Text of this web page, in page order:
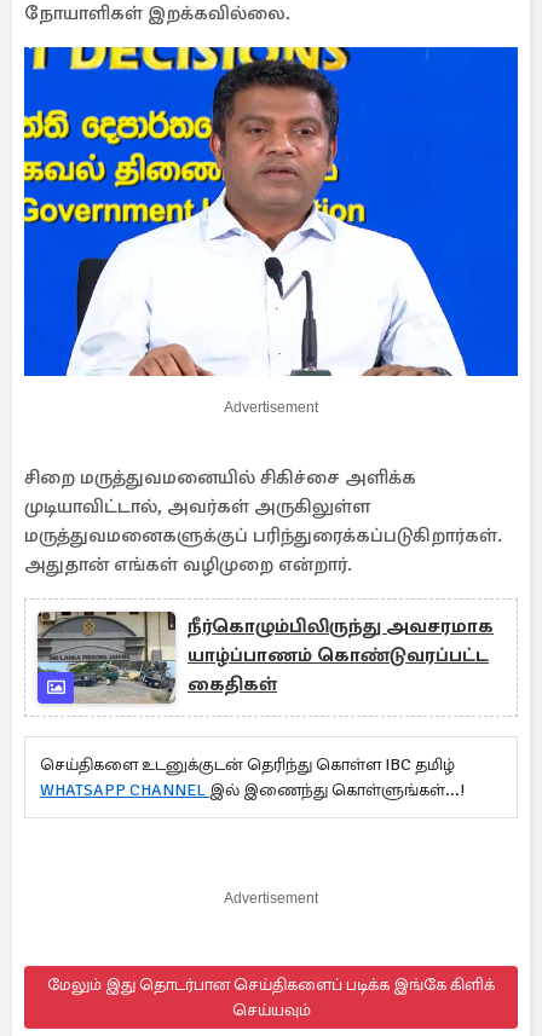
நோயாளிகள் இறக்கவில்லை.
Advertisement
சிறை மருத்துவமனையில் சிகிச்சை அளிக்க
முடியாவிட்டால், அவர்கள் அருகிலுள்ள
மருத்துவமனைகளுக்குப் பரிந்துரைக்கப்படுகிறார்கள்.
அதுதான் எங்கள் வழிமுறை என்றார்.
நீர்கொழும்பிலிருந்து அவசரமாக
யாழ்ப்பாணம் கொண்டுவரப்பட்ட
கைதிகள்
செய்திகளை உடனுக்குடன் தெரிந்து கொள்ள IBC தமிழ்
WHATSAPP CHANNEL இல் இணைந்து கொள்ளுங்கள்...!
Advertisement
மேலும் இது தொடர்பான செய்திகளைப் படிக்க இங்கே கிளிக்
செய்யவும்